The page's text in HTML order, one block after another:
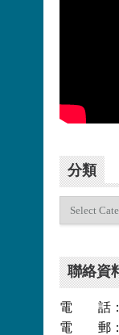
分類
聯絡資
電 話：
電 郵：